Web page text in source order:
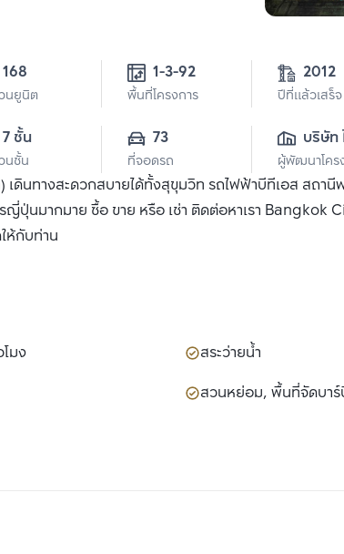
168
นยูนิต
1-3-92
พื้นที่โครงการ
2012
ปีที่แล้วเสร็จ
7 ชั้น
นชั้น
73
ที่จอดรถ
บริษัท
จำกัด
ผู้พัฒนาโคร
ดินทางสะดวกสบายได้ทั้งสุขุมวิท รถไฟฟ้าบีทีเอส สถานี
ปุ่นมากมาย ซื้อ ขาย หรือ เช่า ติดต่อหาเรา Bangkok
ห้กับท่าน
มง
สระว่ายน้ำ
สวนหย่อม, พื้นที่จัดบา